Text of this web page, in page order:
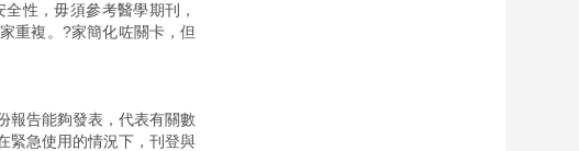
性，毋須參考醫學期刊，
重複。?家簡化咗關卡，但
報告能夠發表，代表有關數
緊急使用的情況下，刊登與